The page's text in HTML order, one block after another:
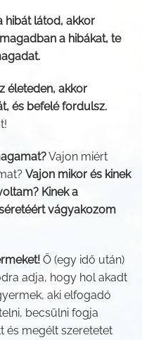
hibát látod, akkor
a hibákat, te
életeden, akkor
és befelé fordulsz.
Vajon miért
Vajon mikor és kinek
Kinek a
vágyakozom
Ő (egy idő után)
adja, hogy hol akadt
aki elfogadó
becsülni fogja
és megélt szeretetet